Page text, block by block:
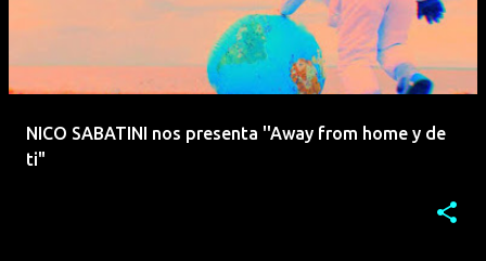
NICO SABATINI nos presenta ''Away from home y de
ti"